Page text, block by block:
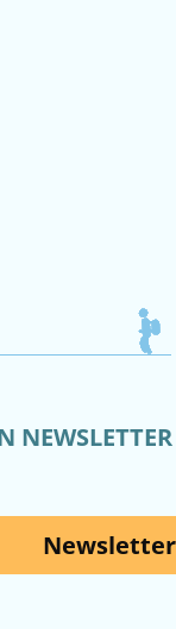
NEWSLETTER
Newsletter